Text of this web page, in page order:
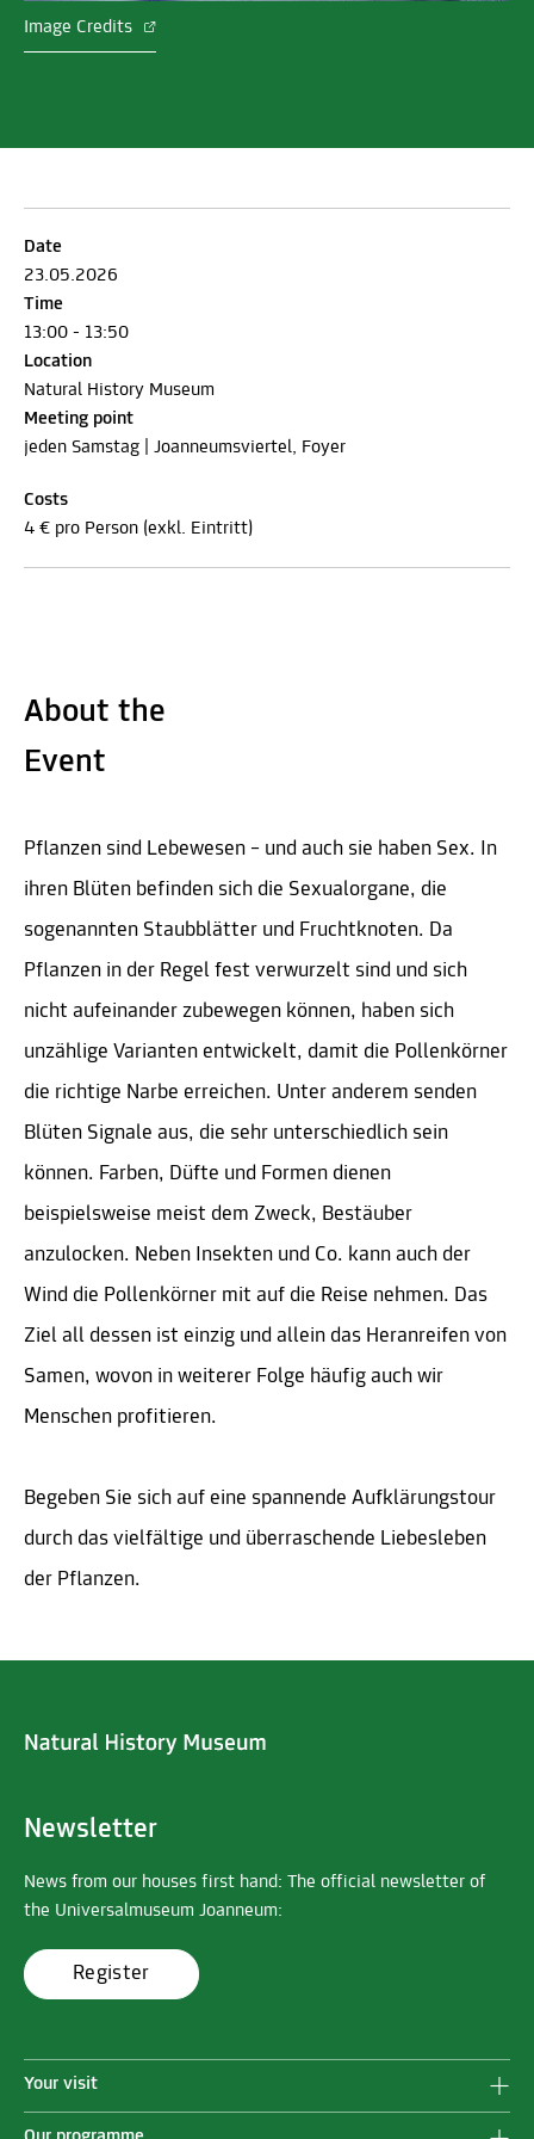
Image Credits
Date
23.05.2026
Time
13:00 - 13:50
Location
Natural History Museum
Meeting point
jeden Samstag | Joanneumsviertel, Foyer
Costs
4 € pro Person (exkl. Eintritt)
About the
Event
Pflanzen sind Lebewesen – und auch sie haben Sex. In
ihren Blüten befinden sich die Sexualorgane, die
sogenannten Staubblätter und Fruchtknoten. Da
Pflanzen in der Regel fest verwurzelt sind und sich
nicht aufeinander zubewegen können, haben sich
unzählige Varianten entwickelt, damit die Pollenkörner
die richtige Narbe erreichen. Unter anderem senden
Blüten Signale aus, die sehr unterschiedlich sein
können. Farben, Düfte und Formen dienen
beispielsweise meist dem Zweck, Bestäuber
anzulocken. Neben Insekten und Co. kann auch der
Wind die Pollenkörner mit auf die Reise nehmen. Das
Ziel all dessen ist einzig und allein das Heranreifen von
Samen, wovon in weiterer Folge häufig auch wir
Menschen profitieren.
Begeben Sie sich auf eine spannende Aufklärungstour
durch das vielfältige und überraschende Liebesleben
der Pflanzen.
Newsletter
News from our houses first hand: The official newsletter of
the Universalmuseum Joanneum:
Register
Your visit